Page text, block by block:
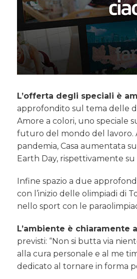
L’offerta degli speciali è
approfondito sul tema delle
Amore a colori, uno speciale
futuro del mondo del lavoro.
pandemia, Casa aumentata
Earth Day, rispettivamente
Infine spazio a due
con l’inizio delle olimpiadi di
nello sport con le
L’ambiente è
previsti: “Non si butta via
alla cura personale e al me
dedicato al tornare in forma